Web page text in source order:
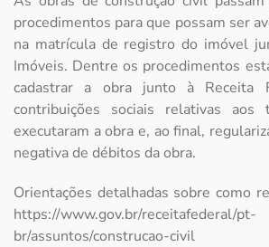
procedimentos para que possam ser
na matrícula de registro do imóvel
Imóveis. Dentre os procedimentos
cadastrar a obra junto à Receita
contribuições sociais relativas aos
executaram a obra e, ao final,
negativa de débitos da obra.
Orientações detalhadas sobre como
https://www.gov.br/receitafederal/pt-
br/assuntos/construcao-civil